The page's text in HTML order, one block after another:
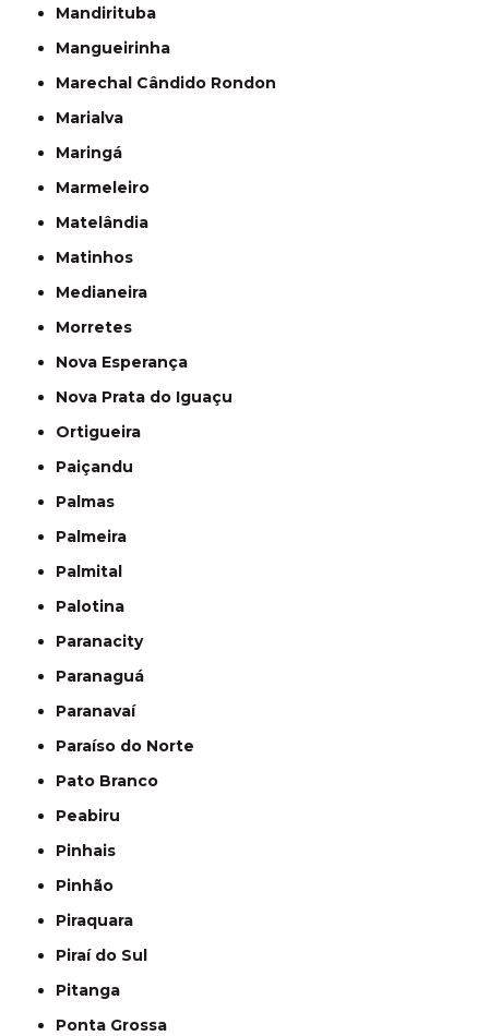
Mandirituba
Mangueirinha
Marechal Cândido Rondon
Marialva
Maringá
Marmeleiro
Matelândia
Matinhos
Medianeira
Morretes
Nova Esperança
Nova Prata do Iguaçu
Ortigueira
Paiçandu
Palmas
Palmeira
Palmital
Palotina
Paranacity
Paranaguá
Paranavaí
Paraíso do Norte
Pato Branco
Peabiru
Pinhais
Pinhão
Piraquara
Piraí do Sul
Pitanga
Ponta Grossa